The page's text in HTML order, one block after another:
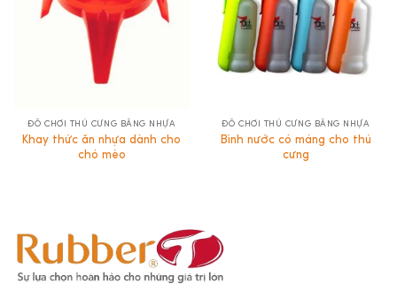
ĐỒ CHƠI THÚ CƯNG BẰNG NHỰA
Khay thức ăn nhựa dành cho
chó mèo
ĐỒ CHƠI THÚ CƯNG BẰNG NHỰA
Bình nước có máng cho thú
cưng